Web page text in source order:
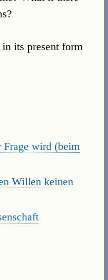
its present form
Frage wird (beim
Willen keinen